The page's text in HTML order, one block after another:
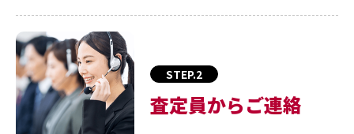
STEP.2
査定員からご連絡